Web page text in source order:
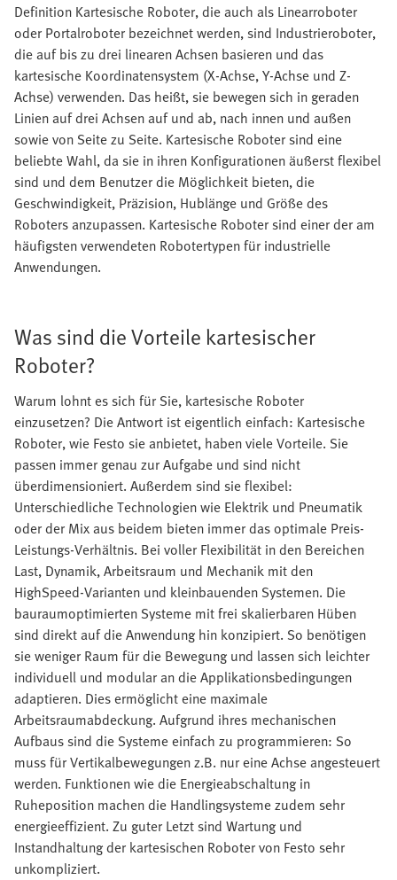
Definition Kartesische Roboter, die auch als Linearroboter
oder Portalroboter bezeichnet werden, sind Industrieroboter,
die auf bis zu drei linearen Achsen basieren und das
kartesische Koordinatensystem (X-Achse, Y-Achse und Z-
Achse) verwenden. Das heißt, sie bewegen sich in geraden
Linien auf drei Achsen auf und ab, nach innen und außen
sowie von Seite zu Seite. Kartesische Roboter sind eine
beliebte Wahl, da sie in ihren Konfigurationen äußerst flexibel
sind und dem Benutzer die Möglichkeit bieten, die
Geschwindigkeit, Präzision, Hublänge und Größe des
Roboters anzupassen. Kartesische Roboter sind einer der am
häufigsten verwendeten Robotertypen für industrielle
Anwendungen.
Was sind die Vorteile kartesischer
Roboter?
Warum lohnt es sich für Sie, kartesische Roboter
einzusetzen? Die Antwort ist eigentlich einfach: Kartesische
Roboter, wie Festo sie anbietet, haben viele Vorteile. Sie
passen immer genau zur Aufgabe und sind nicht
überdimensioniert. Außerdem sind sie flexibel:
Unterschiedliche Technologien wie Elektrik und Pneumatik
oder der Mix aus beidem bieten immer das optimale Preis-
Leistungs-Verhältnis. Bei voller Flexibilität in den Bereichen
Last, Dynamik, Arbeitsraum und Mechanik mit den
HighSpeed-Varianten und kleinbauenden Systemen. Die
bauraumoptimierten Systeme mit frei skalierbaren Hüben
sind direkt auf die Anwendung hin konzipiert. So benötigen
sie weniger Raum für die Bewegung und lassen sich leichter
individuell und modular an die Applikationsbedingungen
adaptieren. Dies ermöglicht eine maximale
Arbeitsraumabdeckung. Aufgrund ihres mechanischen
Aufbaus sind die Systeme einfach zu programmieren: So
muss für Vertikalbewegungen z.B. nur eine Achse angesteuert
werden. Funktionen wie die Energieabschaltung in
Ruheposition machen die Handlingsysteme zudem sehr
energieeffizient. Zu guter Letzt sind Wartung und
Instandhaltung der kartesischen Roboter von Festo sehr
unkompliziert.